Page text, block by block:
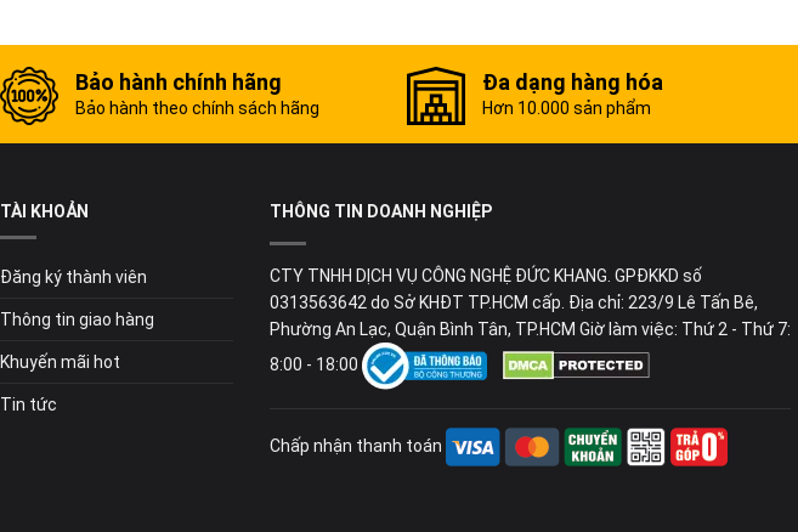
Bảo hành chính hãng
Bảo hành theo chính sách hãng
Đa dạng hàng hóa
Hơn 10.000 sản phẩm
TÀI KHOẢN
Đăng ký thành viên
Thông tin giao hàng
Khuyến mãi hot
Tin tức
THÔNG TIN DOANH NGHIỆP
CTY TNHH DỊCH VỤ CÔNG NGHỆ ĐỨC KHANG. GPĐKKD số
0313563642 do Sở KHĐT TP.HCM cấp. Địa chỉ: 223/9 Lê Tấn Bê,
Phường An Lạc, Quận Bình Tân, TP.HCM Giờ làm việc: Thứ 2 - Thứ 7:
8:00 - 18:00
Chấp nhận thanh toán